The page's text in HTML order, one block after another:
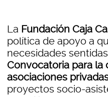
La Fundación Caja
política de apoyo a
necesidades
Convocatoria para la
asociaciones
proyectos socio-